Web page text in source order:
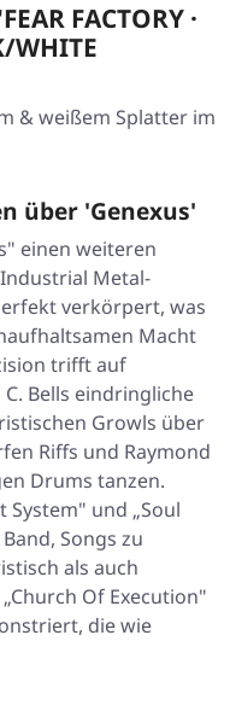
FACTORY ·
WHITE
& weißem Splatter im
über 'Genexus'
einen weiteren
Metal-
verkörpert, was
Macht
trifft auf
Bells eindringliche
Growls über
Riffs und Raymond
Drums tanzen.
System" und „Soul
Songs zu
als auch
Of Execution"
die wie